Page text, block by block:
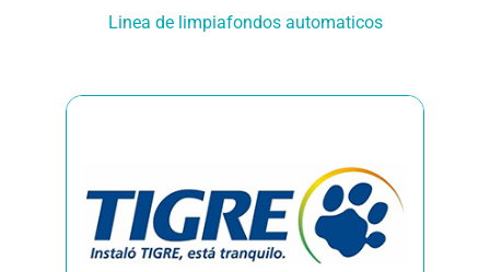
Linea de limpiafondos automaticos